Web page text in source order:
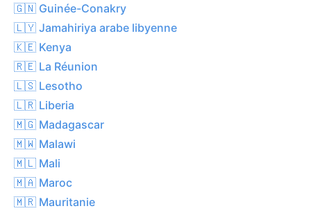
🇬🇳 Guinée-Conakry
🇱🇾 Jamahiriya arabe libyenne
🇰🇪 Kenya
🇷🇪 La Réunion
🇱🇸 Lesotho
🇱🇷 Liberia
🇲🇬 Madagascar
🇲🇼 Malawi
🇲🇱 Mali
🇲🇦 Maroc
🇲🇷 Mauritanie